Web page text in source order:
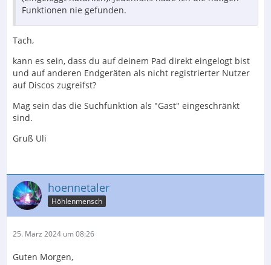
Funktionen nie gefunden.
Tach,
kann es sein, dass du auf deinem Pad direkt eingelogt bist
und auf anderen Endgeräten als nicht registrierter Nutzer
auf Discos zugreifst?
Mag sein das die Suchfunktion als "Gast" eingeschränkt
sind.
Gruß Uli
hoennetaler
Höhlenmensch
25. März 2024 um 08:26
Guten Morgen,